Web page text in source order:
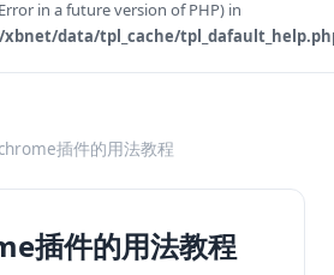
in a future version of PHP) in
data/tpl_cache/
插件的用法教程
插件的用法教程